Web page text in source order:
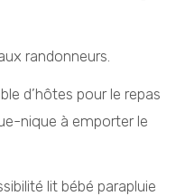
randonneurs.
d’hôtes pour le repas
nique à emporter le
lit bébé parapluie